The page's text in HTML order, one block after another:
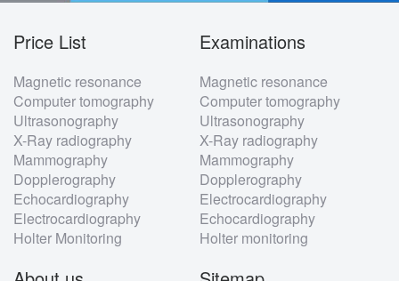
Footer
menu
Price List
Magnetic resonance
Computer tomography
Ultrasonography
X-Ray radiography
Mammography
Dopplerography
Echocardiography
Electrocardiography
Holter Monitoring
Examinations
Magnetic resonance
Computer tomography
Ultrasonography
X-Ray radiography
Mammography
Dopplerography
Electrocardiography
Echocardiography
Holter monitoring